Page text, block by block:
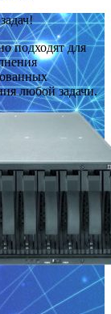
подходят для
любой задачи.